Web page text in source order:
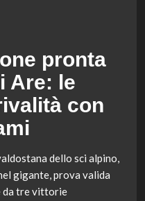
pronta
Are: le
con
dello sci alpino,
gigante, prova valida
da tre vittorie